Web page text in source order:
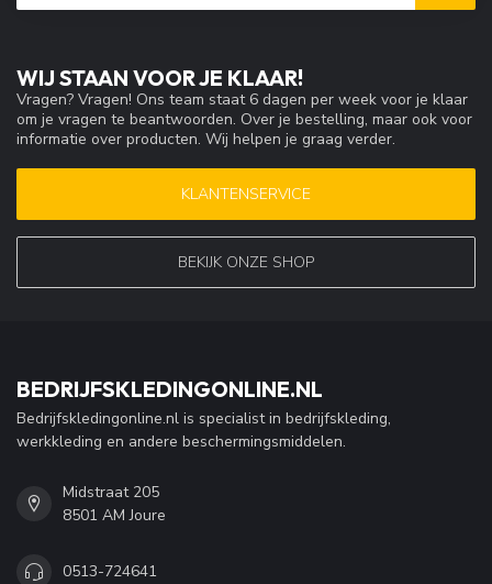
WIJ STAAN VOOR JE KLAAR!
Vragen? Vragen! Ons team staat 6 dagen per week voor je klaar
om je vragen te beantwoorden. Over je bestelling, maar ook voor
informatie over producten. Wij helpen je graag verder.
KLANTENSERVICE
BEKIJK ONZE SHOP
BEDRIJFSKLEDINGONLINE.NL
Bedrijfskledingonline.nl is specialist in bedrijfskleding,
werkkleding en andere beschermingsmiddelen.
Midstraat 205
8501 AM Joure
0513-724641